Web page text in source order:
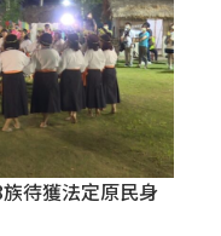
待獲法定原民身